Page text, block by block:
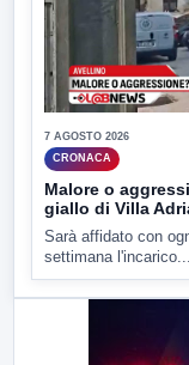
7 AGOSTO 2026
CRONACA
Malore o
giallo di Villa
Sarà affidato con
settimana l'incarico...